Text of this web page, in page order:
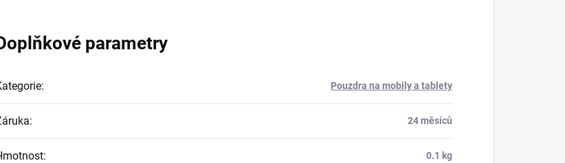
parametry
: Pouzdra na mobily a tablety
: 24 měsíců
: 0.1 kg